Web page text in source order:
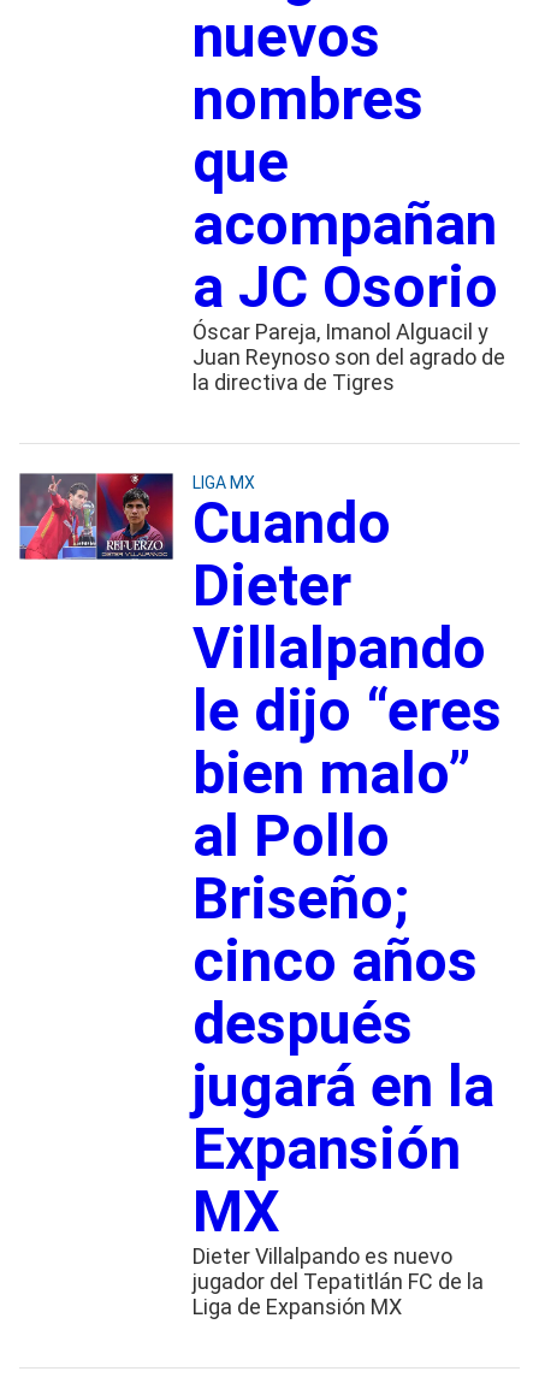
nuevos
nombres
que
acompañan
a JC Osorio
Óscar Pareja, Imanol Alguacil y
Juan Reynoso son del agrado de
la directiva de Tigres
LIGA MX
Cuando
Dieter
Villalpando
le dijo “eres
bien malo”
al Pollo
Briseño;
cinco años
después
jugará en la
Expansión
MX
Dieter Villalpando es nuevo
jugador del Tepatitlán FC de la
Liga de Expansión MX